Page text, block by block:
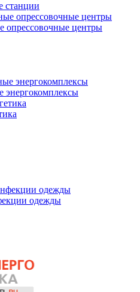
станции
опрессовочные центры
одежды